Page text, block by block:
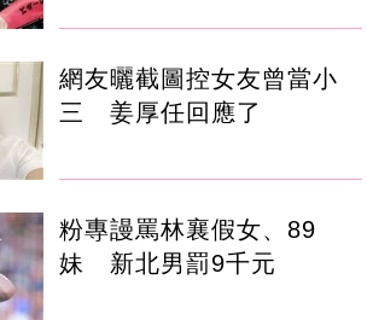
網友曬截圖控女友曾當小
三 姜厚任回應了
粉專謾罵林襄假女、89
妹 新北男罰9千元